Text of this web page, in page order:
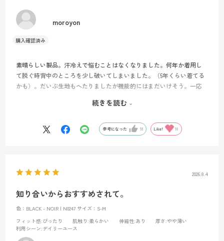
moroyon
素晴らしい製品。汗冷えで悩むことはなくなりました。何年か着用し
て脱ぐ時背中のところを少し破いてしまいました。（5年くらい着てる
かも）。だいぶ生地もへたりましたが機能的にはまだいけそう。一応
るか迷いましたが、ぴったりフィットじゃないと効果を発揮しないの
感があります。
続きを読む
参考になった 18 Like! 10
2026.8.4
知り合いからおすすめされて。
色：BLACK - NOIR | N0247 サイズ：S-M
フィット感:ぴったり 肌触り :柔らかい 伸縮性:あり 厚さ:やや薄い
利用シーン:デイリーユース